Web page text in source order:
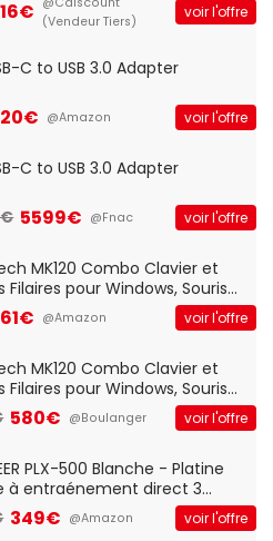
16€ (Vendeur Tiers)
voir l'offre
C to USB 3.0 Adapter
20€ @Amazon voir l'offre
C to USB 3.0 Adapter
5599€ @Fnac voir l'offre
MK120 Combo Clavier et
Filaires pour Windows, Souris
Filaire, Connexion USB Plug
Confortable, Taille
UK - Noir
61€ @Amazon voir l'offre
MK120 Combo Clavier et
Filaires pour Windows, Souris
Filaire, Connexion USB Plug
Confortable, Taille
UK - Noir
580€ @Boulanger voir l'offre
PLX-500 Blanche - Platine
à entraénement direct 3
(33-45-78 trs/min) avec
intégré et port USB
349€ @Amazon voir l'offre